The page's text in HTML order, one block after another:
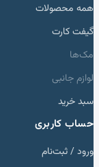
همه محصولات
گیفت کارت
مک‌ها
لوازم جانبی
سبد خرید
حساب کاربری
ورود / ثبت‌نام